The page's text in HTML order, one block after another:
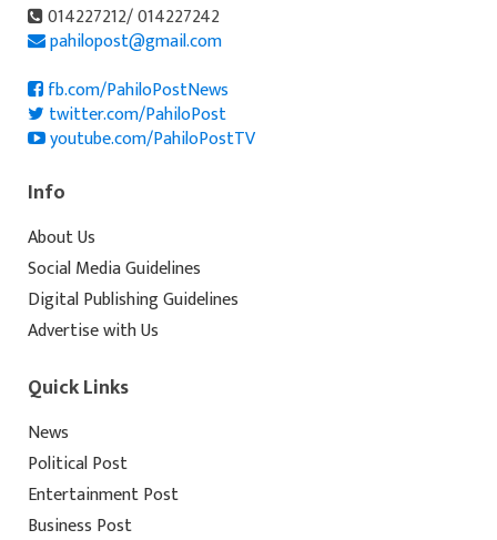
014227212/ 014227242
pahilopost@gmail.com
fb.com/PahiloPostNews
twitter.com/PahiloPost
youtube.com/PahiloPostTV
Info
About Us
Social Media Guidelines
Digital Publishing Guidelines
Advertise with Us
Quick Links
News
Political Post
Entertainment Post
Business Post